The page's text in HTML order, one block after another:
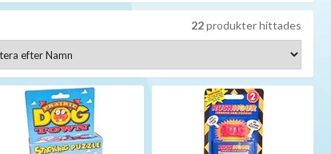
står på spel, eller varför inte lördagsgodiset? Med olika
på vanliga helger. Ni hittar mängder av familjespel att välja
22produkter hittades